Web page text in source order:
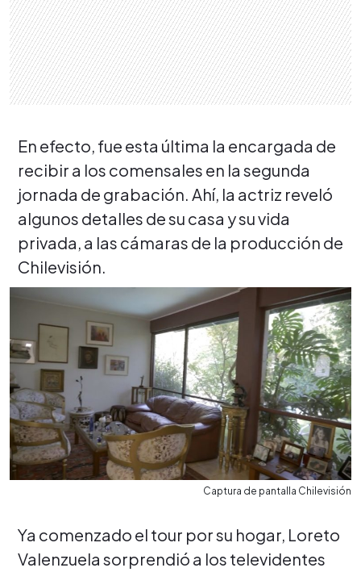
En efecto, fue esta última la encargada de
recibir a los comensales en la segunda
jornada de grabación. Ahí, la actriz reveló
algunos detalles de su casa y su vida
privada, a las cámaras de la producción de
Chilevisión.
Captura de pantalla Chilevisión
Ya comenzado el tour por su hogar, Loreto
Valenzuela sorprendió a los televidentes